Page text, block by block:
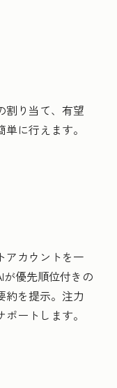
割り当て、有望
に行えます。
アカウントを一
優先順位付きの
約を提示。注力
ートします。